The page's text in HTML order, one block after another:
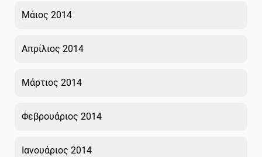
Μάιος 2014
Απρίλιος 2014
Μάρτιος 2014
Φεβρουάριος 2014
Ιανουάριος 2014